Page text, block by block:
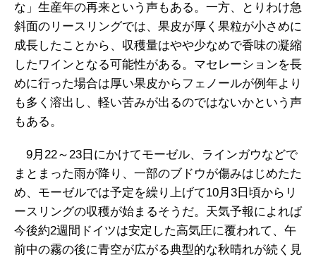
な」生産年の再来という声もある。一方、とりわけ急
斜面のリースリングでは、果皮が厚く果粒が小さめに
成長したことから、収穫量はやや少なめで香味の凝縮
したワインとなる可能性がある。マセレーションを長
めに行った場合は厚い果皮からフェノールが例年より
も多く溶出し、軽い苦みが出るのではないかという声
もある。
9月22～23日にかけてモーゼル、ラインガウなどで
まとまった雨が降り、一部のブドウが傷みはじめたた
め、モーゼルでは予定を繰り上げて10月3日頃からリ
ースリングの収穫が始まるそうだ。天気予報によれば
今後約2週間ドイツは安定した高気圧に覆われて、午
前中の霧の後に青空が広がる典型的な秋晴れが続く見